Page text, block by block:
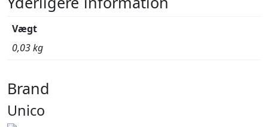
Vægt
0,03 kg
Brand
Unico